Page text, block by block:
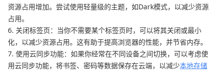
资源占用增加。尝试使用轻量级的主题，如Dark模式，以减少资源
占用。
6. 关闭标签页：当你不需要某个标签页时，可以将其关闭或最小
化，以减少资源占用。这有助于提高浏览器的性能，并节省内存。
7. 使用云同步功能：如果你经常在不同设备之间切换，可以考虑使
用云同步功能，将书签、密码等数据保存在云端，以减少本地存储